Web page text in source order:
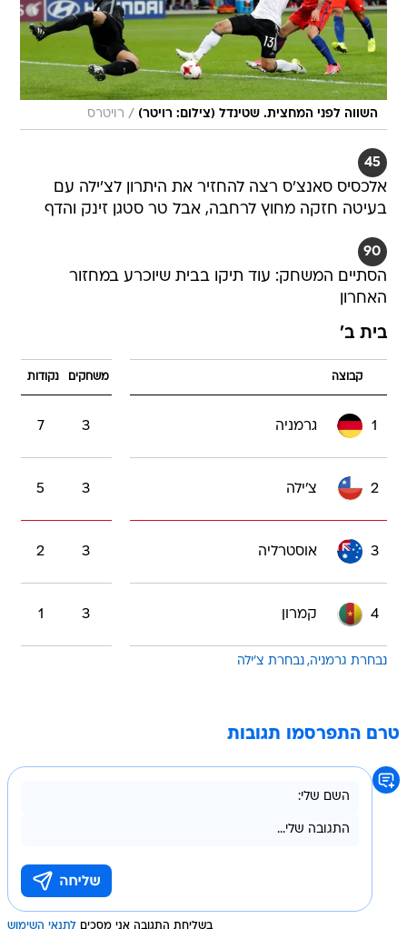
השווה לפני המחצית. שטינדל (צילום: רויטר) / רויטרס
45
אלכסיס סאנצ'ס רצה להחזיר את היתרון לצ'ילה עם
בעיטה חזקה מחוץ לרחבה, אבל טר סטגן זינק והדף
90
הסתיים המשחק: עוד תיקו בבית שיוכרע במחזור
האחרון
בית ב'
קבוצה משחקים נקודות
1 גרמניה 3
7
2 צ'ילה 3
5
3 אוסטרליה 3
2
4 קמרון 3
1
נבחרת גרמניה נבחרת צ'ילה
טרם התפרסמו תגובות
בשליחת התגובה אני מסכים לתנאי השימוש